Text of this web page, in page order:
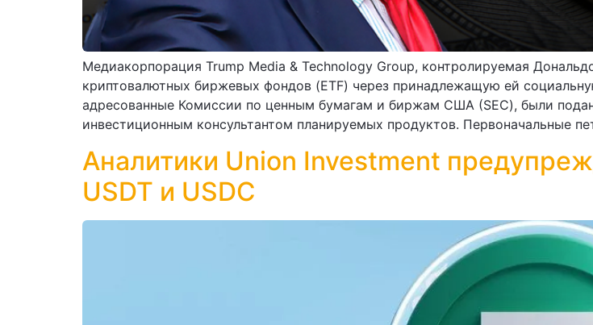
Медиакорпорация Trump Media & Technology Group, контролируемая
криптовалютных биржевых фондов (ETF) через принадлежащую ей
адресованные Комиссии по ценным бумагам и биржам США (SEC), были
инвестиционным консультантом планируемых продуктов. Первоначальные
Aналитики Union Investment
USDT и USDC